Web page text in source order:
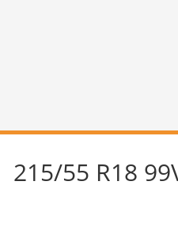
215/55 R18